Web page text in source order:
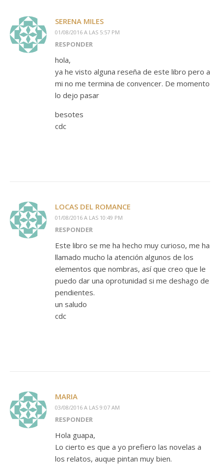
SERENA MILES
01/08/2016 A LAS 5:57 PM
RESPONDER
hola,
ya he visto alguna reseña de este libro pero a
mi no me termina de convencer. De momento
lo dejo pasar
besotes
cdc
LOCAS DEL ROMANCE
01/08/2016 A LAS 10:49 PM
RESPONDER
Este libro se me ha hecho muy curioso, me ha
llamado mucho la atención algunos de los
elementos que nombras, así que creo que le
puedo dar una oprotunidad si me deshago de
pendientes.
un saludo
cdc
MARIA
03/08/2016 A LAS 9:07 AM
RESPONDER
Hola guapa,
Lo cierto es que a yo prefiero las novelas a
los relatos, auque pintan muy bien.